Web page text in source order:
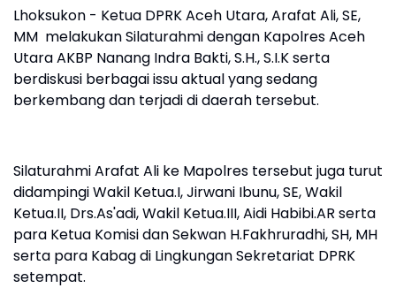
Lhoksukon - Ketua DPRK Aceh Utara, Arafat Ali, SE,
MM melakukan Silaturahmi dengan Kapolres Aceh
Utara AKBP Nanang Indra Bakti, S.H., S.I.K serta
berdiskusi berbagai issu aktual yang sedang
berkembang dan terjadi di daerah tersebut.
Silaturahmi Arafat Ali ke Mapolres tersebut juga turut
didampingi Wakil Ketua.I, Jirwani Ibunu, SE, Wakil
Ketua.II, Drs.As'adi, Wakil Ketua.III, Aidi Habibi.AR serta
para Ketua Komisi dan Sekwan H.Fakhruradhi, SH, MH
serta para Kabag di Lingkungan Sekretariat DPRK
setempat.